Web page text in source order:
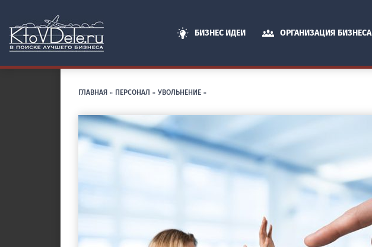
БИЗНЕС ИДЕИ ОРГАНИЗАЦИЯ БИЗНЕСА
ГЛАВНАЯ » ПЕРСОНАЛ » УВОЛЬНЕНИЕ »